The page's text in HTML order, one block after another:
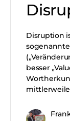
Disruption
besser